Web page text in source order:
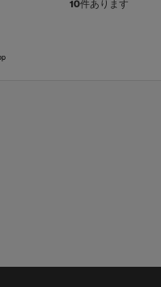
10件あります